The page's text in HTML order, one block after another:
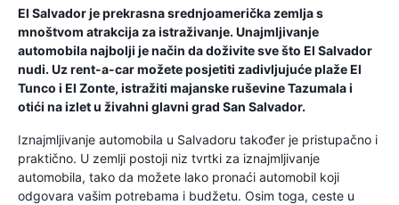
El Salvador je prekrasna srednjoamerička zemlja s
mnoštvom atrakcija za istraživanje. Unajmljivanje
automobila najbolji je način da doživite sve što El Salvador
nudi. Uz rent-a-car možete posjetiti zadivljujuće plaže El
Tunco i El Zonte, istražiti majanske ruševine Tazumala i
otići na izlet u živahni glavni grad San Salvador.
Iznajmljivanje automobila u Salvadoru također je pristupačno i
praktično. U zemlji postoji niz tvrtki za iznajmljivanje
automobila, tako da možete lako pronaći automobil koji
odgovara vašim potrebama i budžetu. Osim toga, ceste u